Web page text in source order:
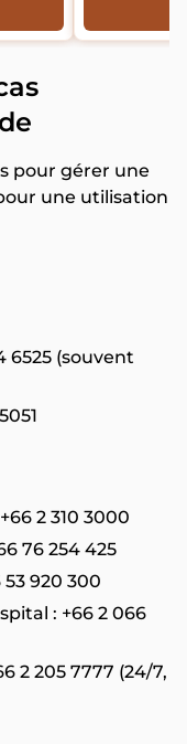
pour gérer une
une utilisation
6525 (souvent
2 310 3000
76 254 425
920 300
: +66 2 066
2 205 7777 (24/7,